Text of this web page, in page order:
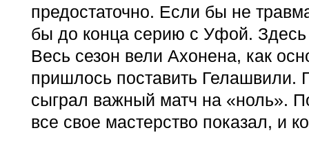
предостаточно. Если бы не
бы до конца серию с Уфой. Здесь
Весь сезон вели Ахонена, как
пришлось поставить Гелашвили.
сыграл важный матч на «ноль».
все свое мастерство показал, и